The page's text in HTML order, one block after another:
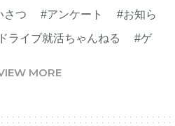
さつ #アンケート
#お知ら
ライブ就活ちゃんねる
#ゲ
MORE